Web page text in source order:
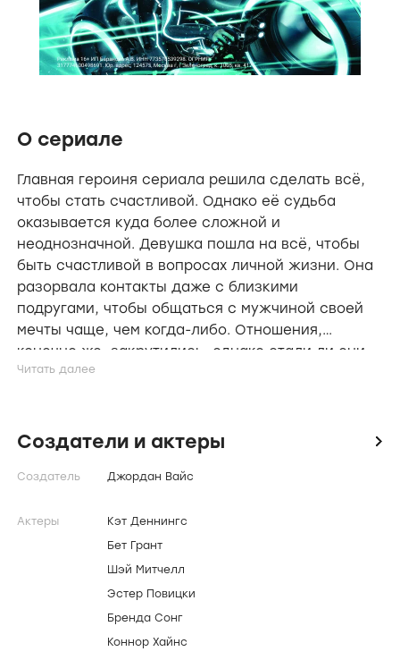
О сериале
Главная героиня сериала решила сделать всё,
чтобы стать счастливой. Однако её судьба
оказывается куда более сложной и
неоднозначной. Девушка пошла на всё, чтобы
быть счастливой в вопросах личной жизни. Она
разорвала контакты даже с близкими
подругами, чтобы общаться с мужчиной своей
мечты чаще, чем когда-либо. Отношения,
конечно же, закрутились, однако стали ли они
теми самыми, которые действительно способны
совершенно иным путём: вскоре после
многочисленных конфликтов главные
персонажи расстаются. Девушка решает
главной ошибкой жизни - подруги, которые
остались за бортом её внимания, нужны, как
никогда раньше!
Создатели и актеры icon
Создатель Джордан Вайс
Актеры
Кэт Деннингс
Бет Грант
Шэй Митчелл
Эстер Повицки
Бренда Сонг
Коннор Хайнс